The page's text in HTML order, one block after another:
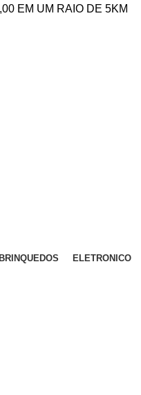
EM UM RAIO DE 5KM
BRINQUEDOS
ELETRONICO